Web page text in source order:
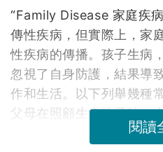
“Family Disease 家庭疾
傳性疾病，但實際上，家
性疾病的傳播。孩子生病
忽視了自身防護，結果導
作和生活。以下列舉幾種
父母在照顧生病孩子時，
閱讀